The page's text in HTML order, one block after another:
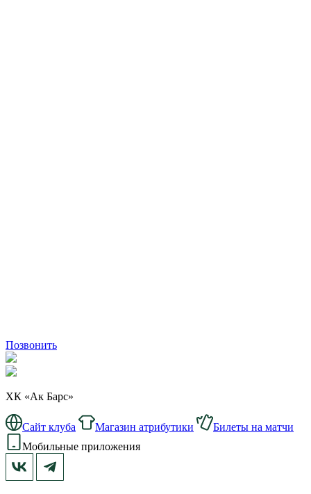
Позвонить
ХК «Ак Барс»
Сайт клуба Магазин атрибутики
Билеты на матчи
Мобильные приложения